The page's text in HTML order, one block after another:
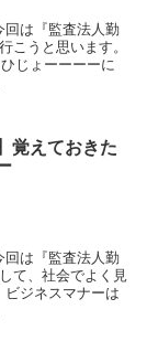
回は『監査法人勤
こうと思います。
じょーーーーに
覚えておきた
は『監査法人勤
て、社会でよく見
ジネスマナーは